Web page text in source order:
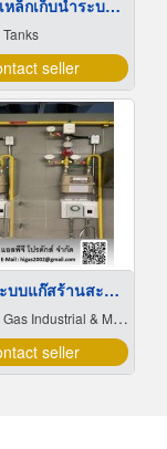
รับซ่อมถังเหล็กเก็บน้ำระบบพ่นทราย (SandBlast)
Tanks
seller
รับติดตั้งระบบแก๊สร้านสะดวกซัก
Gas Industrial & Medical Cylinder & Bulk
seller